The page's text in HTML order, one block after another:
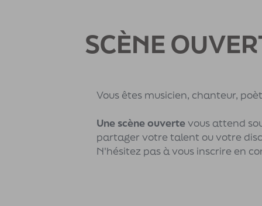
SCÈNE
Vous êtes musicien, chanteur,
Une scène ouvertevous attend
partager votre talent ou votre
N'hésitez pas à vous inscrire en